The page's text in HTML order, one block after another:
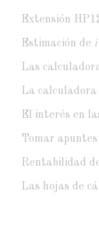
Extensión
Estimación de i
Las
La
El interés en
Tomar apuntes
Rentabilidad
Las hojas de